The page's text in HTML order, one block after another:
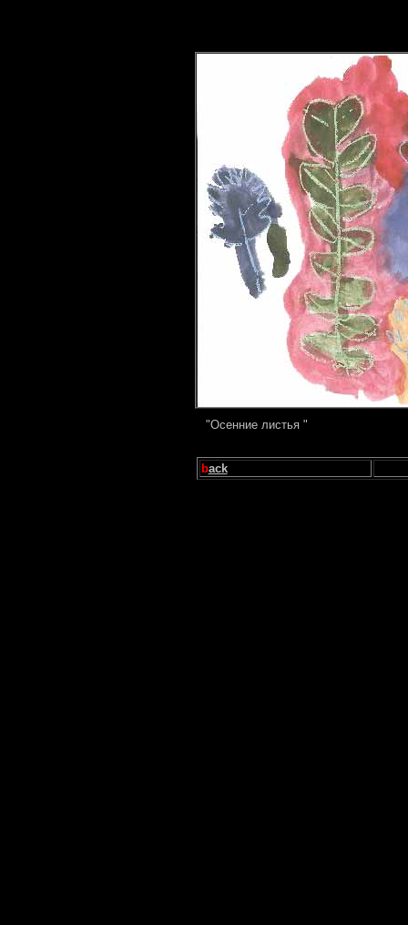
"Осенние листья "
back